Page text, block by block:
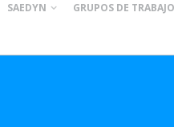
SAEDYN GRUPOS DE TRABAJO